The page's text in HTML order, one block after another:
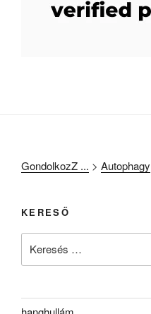
GondolkozZ ... > Autophagy
KERESŐ